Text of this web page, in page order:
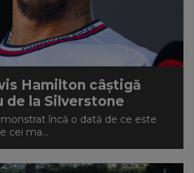
Hamilton câștigă
de la Silverstone
încă o dată de ce este
cei ma...